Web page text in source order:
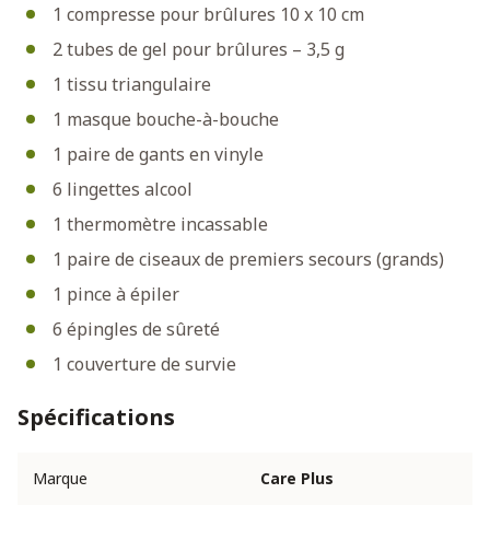
1 compresse pour brûlures 10 x 10 cm
2 tubes de gel pour brûlures – 3,5 g
1 tissu triangulaire
1 masque bouche-à-bouche
1 paire de gants en vinyle
6 lingettes alcool
1 thermomètre incassable
1 paire de ciseaux de premiers secours (grands)
1 pince à épiler
6 épingles de sûreté
1 couverture de survie
Spécifications
Marque Care Plus